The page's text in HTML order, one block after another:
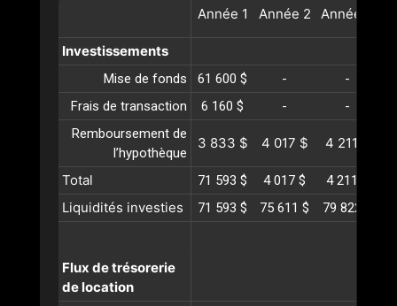
Année 1 Année 2 Année
Investissements
Mise de fonds 61 600 $ -
-
Frais de transaction
6 160 $ -
-
Remboursement de
l’hypothèque
3 833 $ 4 017 $ 4 211 $
Total 71 593 $ 4 017 $ 4 211 $
Liquidités investies 71 593 $ 75 611 $ 79 822 $
Flux de trésorerie
de location